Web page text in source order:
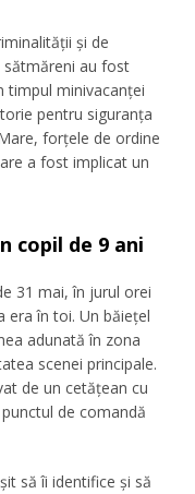
și de
sătmăreni au fost
timpul minivacanței
pentru siguranța
forțele de ordine
a fost implicat un
copil de 9 ani
31 mai, în jurul orei
era în toi. Un băiețel
adunată în zona
scenei principale.
de un cetățean cu
de comandă
să îi identifice și să